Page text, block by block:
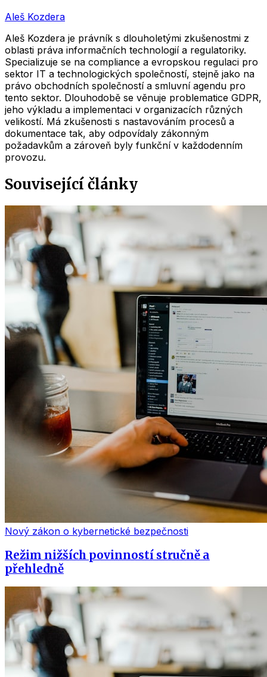
Aleš Kozdera
Aleš Kozdera je právník s dlouholetými zkušenostmi z
oblasti práva informačních technologií a regulatoriky.
Specializuje se na compliance a evropskou regulaci pro
sektor IT a technologických společností, stejně jako na
právo obchodních společností a smluvní agendu pro
tento sektor. Dlouhodobě se věnuje problematice GDPR,
jeho výkladu a implementaci v organizacích různých
velikostí. Má zkušenosti s nastavováním procesů a
dokumentace tak, aby odpovídaly zákonným
požadavkům a zároveň byly funkční v každodenním
provozu.
Související články
Nový zákon o kybernetické bezpečnosti
Režim nižších povinností stručně a
přehledně